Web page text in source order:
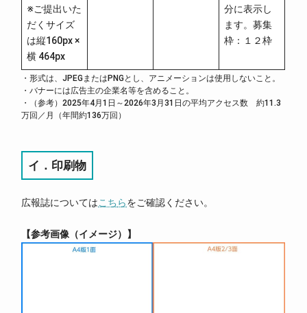
※ご提出いた
だくサイズ
は縦160px ×
横 464px
分に表示し
ます。募集
枠：１２枠
・形式は、JPEGまたはPNGとし、アニメーションは使用しないこと。
・バナーには広告主の企業名等を含めること。
・（参考）2025年4月1日～2026年3月31日の平均アクセス数 約11.3
万回／月（年間約136万回）
イ．印刷物
広報誌についてはこちらをご確認ください。
参考画像（イメージ）